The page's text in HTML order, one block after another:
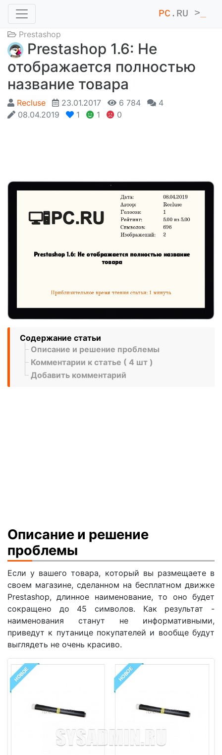
PC .RU >
Prestashop
Prestashop 1.6: Не
отображается полностью
название товара
Recluse 23.01.2017 6 784
4
08.04.2019
1 1 0
Содержание статьи
Описание и решение проблемы
Комментарии к статье ( 4 шт )
Добавить комментарий
Описание и решение
проблемы
Если у вашего товара, который вы размещаете в
своем магазине, сделанном на бесплатном движке
Prestashop, длинное наименование, то оно будет
сокращено до 45 символов. Как результат -
наименования станут не информативными,
приведут к путанице покупателей и вообще будут
выглядеть не очень красиво.